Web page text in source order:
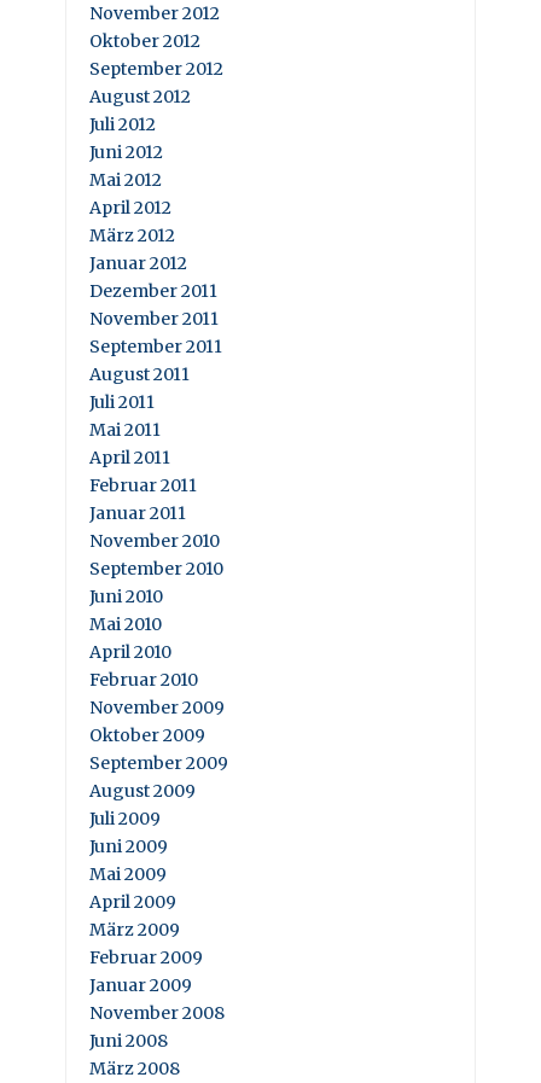
November 2012
Oktober 2012
September 2012
August 2012
Juli 2012
Juni 2012
Mai 2012
April 2012
März 2012
Januar 2012
Dezember 2011
November 2011
September 2011
August 2011
Juli 2011
Mai 2011
April 2011
Februar 2011
Januar 2011
November 2010
September 2010
Juni 2010
Mai 2010
April 2010
Februar 2010
November 2009
Oktober 2009
September 2009
August 2009
Juli 2009
Juni 2009
Mai 2009
April 2009
März 2009
Februar 2009
Januar 2009
November 2008
Juni 2008
März 2008